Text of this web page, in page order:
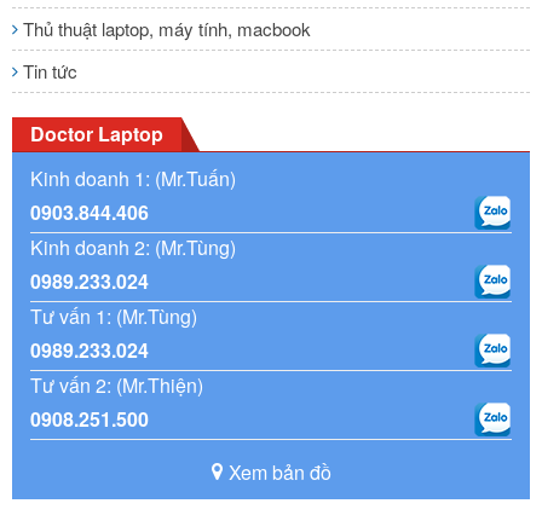
Thủ thuật laptop, máy tính, macbook
Tin tức
Doctor Laptop
Kinh doanh 1: (Mr.Tuấn)
0903.844.406
Kinh doanh 2: (Mr.Tùng)
0989.233.024
Tư vấn 1: (Mr.Tùng)
0989.233.024
Tư vấn 2: (Mr.Thiện)
0908.251.500
Xem bản đồ